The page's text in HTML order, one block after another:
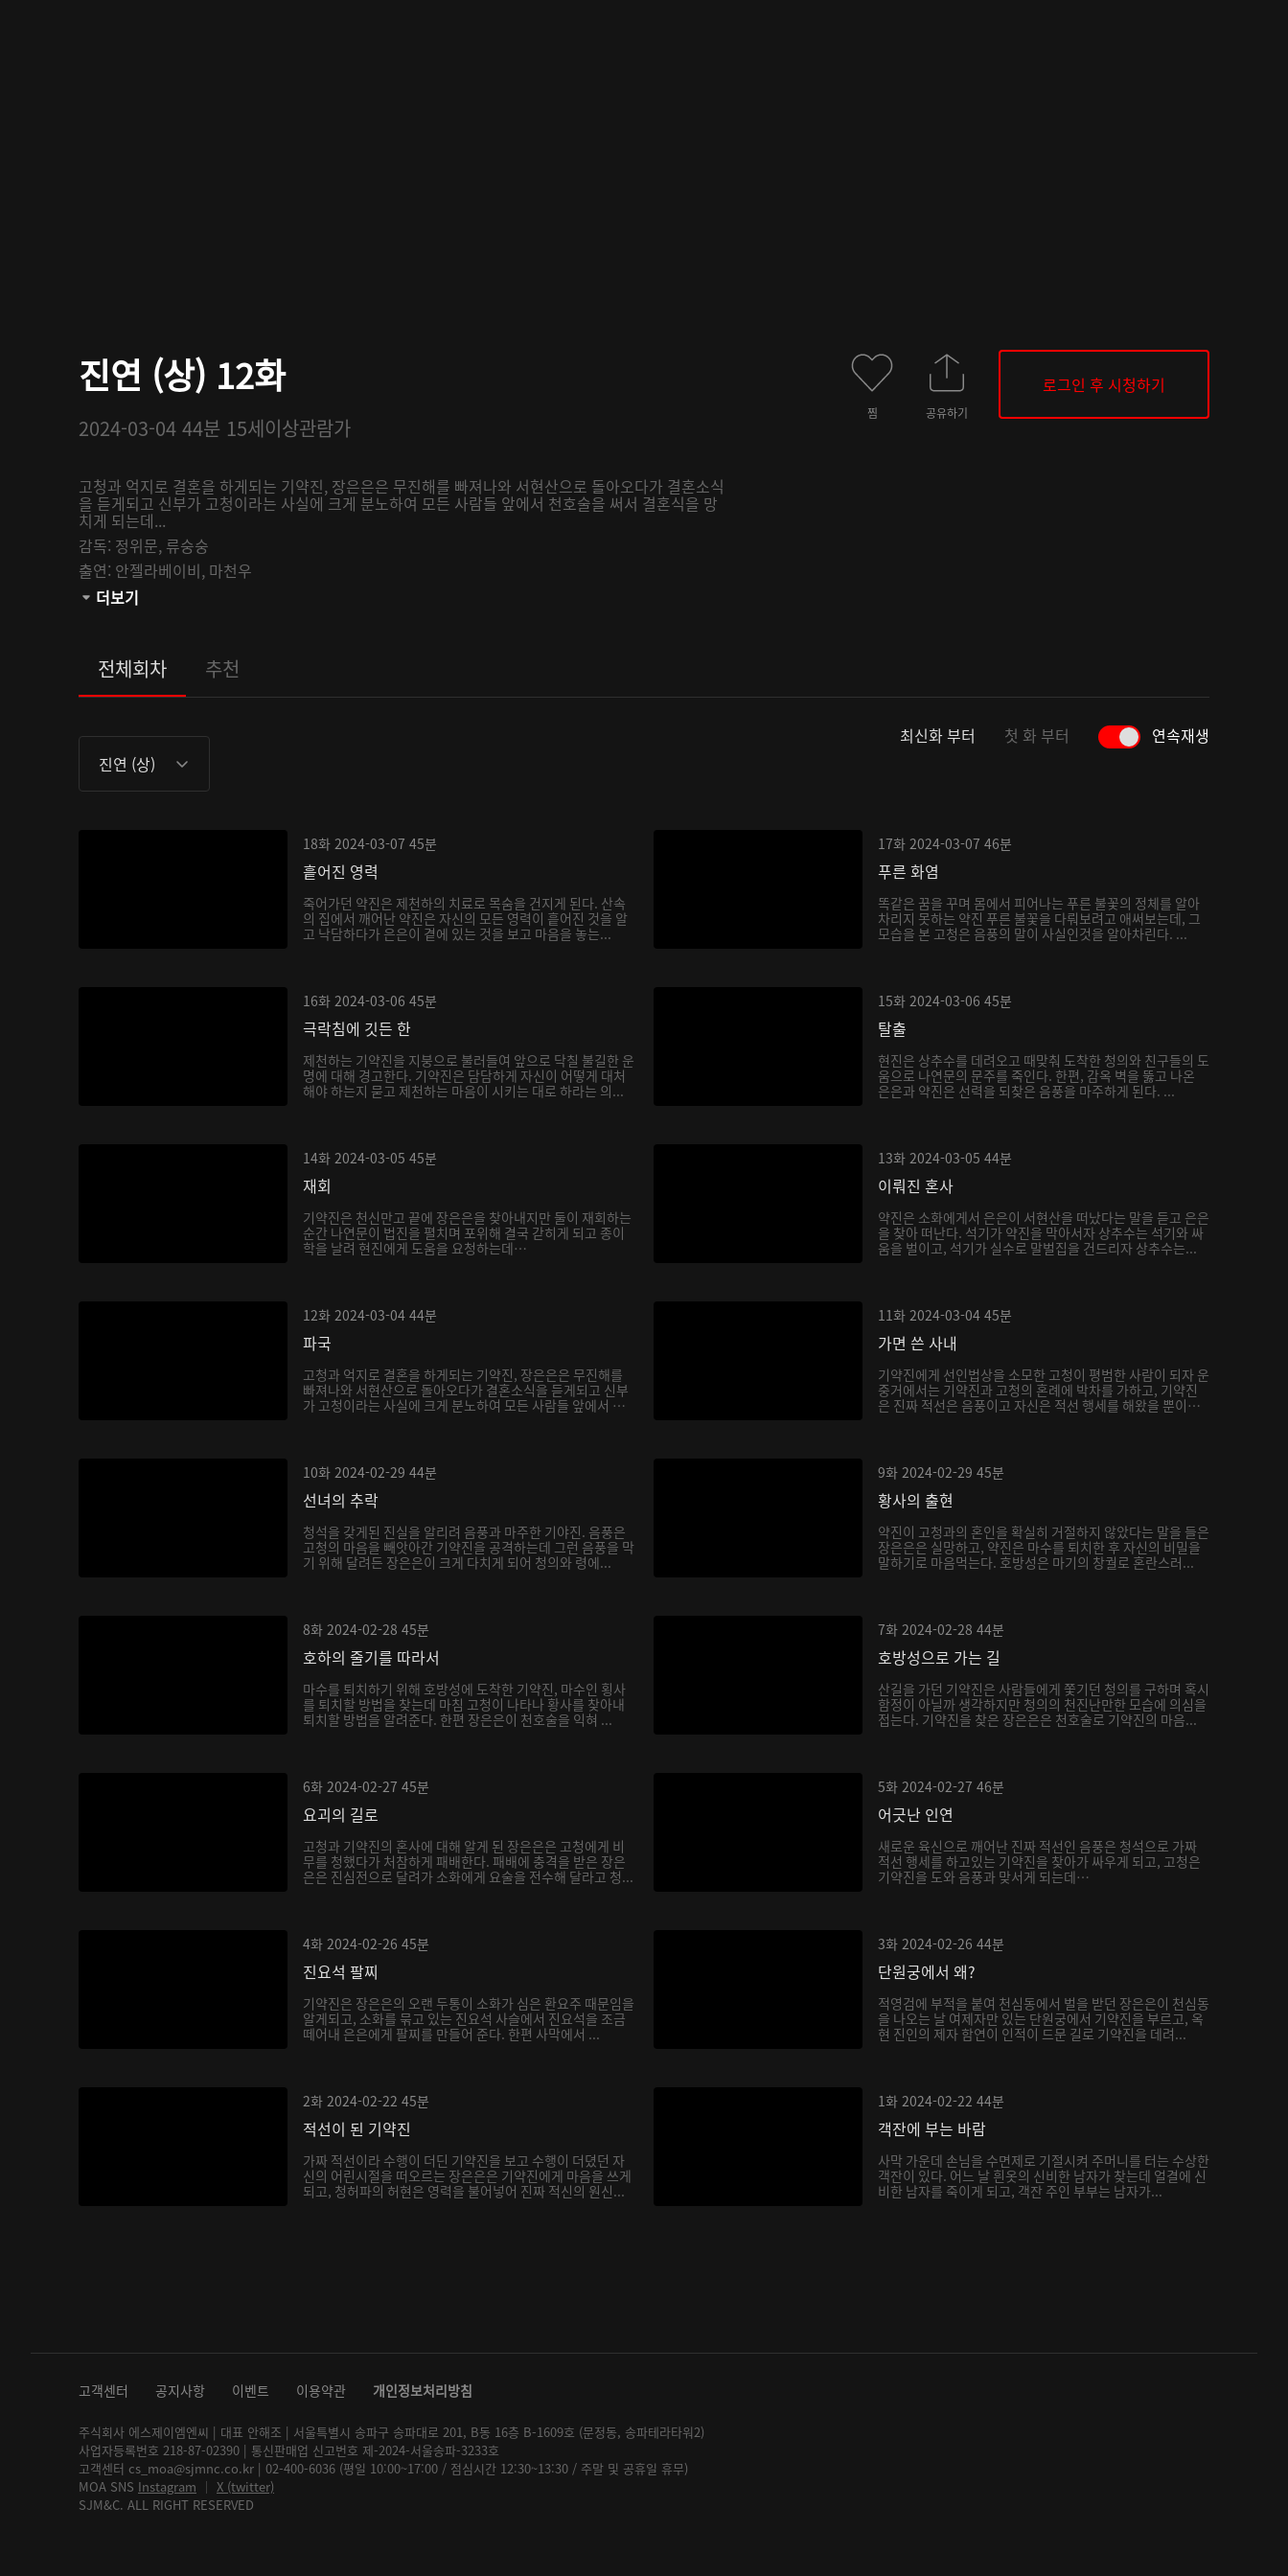
진연 (상) 12화
2024-03-04 44분 15세이상관람가
고청과 억지로 결혼을 하게되는 기약진, 장은은은 무진해를 빠져나와 서현산으로 돌아오다가 결혼소식
을 듣게되고 신부가 고청이라는 사실에 크게 분노하여 모든 사람들 앞에서 천호술을 써서 결혼식을 망
치게 되는데...
감독: 정위문, 류숭숭
출연: 안젤라베이비, 마천우
관람등급:
더보기
찜 공유하기
로그인 후 시청하기
전체회차 추천
진연 (상)
최신화 부터 첫 화 부터 연속재생
18화 2024-03-07 45분
흩어진 영력
죽어가던 약진은 제천하의 치료로 목숨을 건지게 된다. 산속
의 집에서 깨어난 약진은 자신의 모든 영력이 흩어진 것을 알
고 낙담하다가 은은이 곁에 있는 것을 보고 마음을 놓는...
17화 2024-03-07 46분
푸른 화염
똑같은 꿈을 꾸며 몸에서 피어나는 푸른 불꽃의 정체를 알아
차리지 못하는 약진 푸른 불꽃을 다뤄보려고 애써보는데, 그
모습을 본 고청은 음풍의 말이 사실인것을 알아차린다. ...
16화 2024-03-06 45분
극락침에 깃든 한
제천하는 기약진을 지붕으로 불러들여 앞으로 닥칠 불길한 운
명에 대해 경고한다. 기약진은 담담하게 자신이 어떻게 대처
해야 하는지 묻고 제천하는 마음이 시키는 대로 하라는 의...
15화 2024-03-06 45분
탈출
현진은 상추수를 데려오고 때맞춰 도착한 청의와 친구들의 도
움으로 나연문의 문주를 죽인다. 한편, 감옥 벽을 뚫고 나온
은은과 약진은 선력을 되찾은 음풍을 마주하게 된다. ...
14화 2024-03-05 45분
재회
기약진은 천신만고 끝에 장은은을 찾아내지만 둘이 재회하는
순간 나연문이 법진을 펼치며 포위해 결국 갇히게 되고 종이
학을 날려 현진에게 도움을 요청하는데…
13화 2024-03-05 44분
이뤄진 혼사
약진은 소화에게서 은은이 서현산을 떠났다는 말을 듣고 은은
을 찾아 떠난다. 석기가 약진을 막아서자 상추수는 석기와 싸
움을 벌이고, 석기가 실수로 말벌집을 건드리자 상추수는...
12화 2024-03-04 44분
파국
고청과 억지로 결혼을 하게되는 기약진, 장은은은 무진해를
빠져나와 서현산으로 돌아오다가 결혼소식을 듣게되고 신부
가 고청이라는 사실에 크게 분노하여 모든 사람들 앞에서 천
11화 2024-03-04 45분
가면 쓴 사내
기약진에게 선인법상을 소모한 고청이 평범한 사람이 되자 운
중거에서는 기약진과 고청의 혼례에 박차를 가하고, 기약진
은 진짜 적선은 음풍이고 자신은 적선 행세를 해왔을 뿐이
10화 2024-02-29 44분
선녀의 추락
청석을 갖게된 진실을 알리려 음풍과 마주한 기야진. 음풍은
고청의 마음을 빼앗아간 기약진을 공격하는데 그런 음풍을 막
기 위해 달려든 장은은이 크게 다치게 되어 청의와 령에...
9화 2024-02-29 45분
황사의 출현
약진이 고청과의 혼인을 확실히 거절하지 않았다는 말을 들은
장은은은 실망하고, 약진은 마수를 퇴치한 후 자신의 비밀을
말하기로 마음먹는다. 호방성은 마기의 창궐로 혼란스러...
8화 2024-02-28 45분
호하의 줄기를 따라서
마수를 퇴치하기 위해 호방성에 도착한 기약진, 마수인 횡사
를 퇴치할 방법을 찾는데 마침 고청이 나타나 황사를 찾아내
퇴치할 방법을 알려준다. 한편 장은은이 천호술을 익혀 ...
7화 2024-02-28 44분
호방성으로 가는 길
산길을 가던 기약진은 사람들에게 쫓기던 청의를 구하며 혹시
함정이 아닐까 생각하지만 청의의 천진난만한 모습에 의심을
접는다. 기약진을 찾은 장은은은 천호술로 기약진의 마음...
6화 2024-02-27 45분
요괴의 길로
고청과 기약진의 혼사에 대해 알게 된 장은은은 고청에게 비
무를 청했다가 처참하게 패배한다. 패배에 충격을 받은 장은
은은 진심전으로 달려가 소화에게 요술을 전수해 달라고 청...
5화 2024-02-27 46분
어긋난 인연
새로운 육신으로 깨어난 진짜 적선인 음풍은 청석으로 가짜
적선 행세를 하고있는 기약진을 찾아가 싸우게 되고, 고청은
기약진을 도와 음풍과 맞서게 되는데…
4화 2024-02-26 45분
진요석 팔찌
기약진은 장은은의 오랜 두통이 소화가 심은 환요주 때문임을
알게되고, 소화를 묶고 있는 진요석 사슬에서 진요석을 조금
떼어내 은은에게 팔찌를 만들어 준다. 한편 사막에서 ...
3화 2024-02-26 44분
단원궁에서 왜?
적영검에 부적을 붙여 천심동에서 벌을 받던 장은은이 천심동
을 나오는 날 여제자만 있는 단원궁에서 기약진을 부르고, 옥
현 진인의 제자 함연이 인적이 드문 길로 기약진을 데려...
2화 2024-02-22 45분
적선이 된 기약진
가짜 적선이라 수행이 더딘 기약진을 보고 수행이 더뎠던 자
신의 어린시절을 떠오르는 장은은은 기약진에게 마음을 쓰게
되고, 청허파의 허현은 영력을 불어넣어 진짜 적신의 원신...
1화 2024-02-22 44분
객잔에 부는 바람
사막 가운데 손님을 수면제로 기절시켜 주머니를 터는 수상한
객잔이 있다. 어느 날 흰옷의 신비한 남자가 찾는데 얼결에 신
비한 남자를 죽이게 되고, 객잔 주인 부부는 남자가...
고객센터 공지사항 이벤트 이용약관 개인정보처리방침
주식회사 에스제이엠엔씨 | 대표 안해조 | 서울특별시 송파구 송파대로 201, B동 16층 B-1609호 (문정동, 송파테라타워2)
사업자등록번호 218-87-02390 | 통신판매업 신고번호 제-2024-서울송파-3233호
고객센터 cs_moa@sjmnc.co.kr | 02-400-6036 (평일 10:00~17:00 / 점심시간 12:30~13:30 / 주말 및 공휴일 휴무)
MOA SNS Instagram │ X (twitter)
SJM&C. ALL RIGHT RESERVED